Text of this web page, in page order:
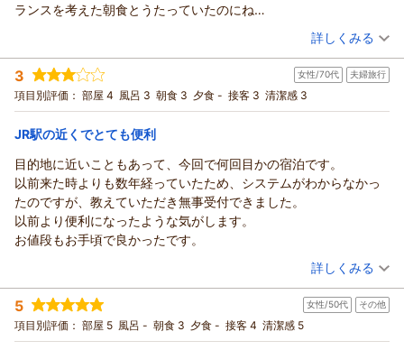
ランスを考えた朝食とうたっていたのにね
予約後，大きな変更があるならチェックイン前に知らせて欲しか
全てを含めての料金ではないでしょうか？
（投稿日：2026/05/26）
宿泊時期： 2026年05月宿泊 (友達旅行)
投稿者： わこさん(女性/60代)
宿泊プラン： ☆お２人でのんびりと！ツインプラン（朝食無料サービス）☆
ツイン 朝のみ
宿泊価格帯： 7,001～8,000円(大人一人あたり/税込)
熱田の杜 ホテル深翠苑からの返信
わこさま
この度は当館をご利用いただき誠にありがとうございます。
わこさまがお泊り頂いた翌日は、たまたまレストランの臨時休
業日となっていた日で、楽しみにしていらしたのに申し訳ござ
今後わこさまのご意見につきまして改善していくよう努めてま
いります。
投稿ありがとうございました
（返信日：2026/05/27）
詳しくみる
3 女性/70代 夫婦旅行
項目別評価： 部屋 4 風呂 3 朝食 3 夕食 - 接客 3 清潔感 3
JR駅の近くでとても便利
目的地に近いこともあって、今回で何回目かの宿泊です。
以前来た時よりも数年経っていたため、システムがわからなかっ
たのですが、教えていただき無事受付できました。
以前より便利になったような気がします。
お値段もお手頃で良かったです。
（投稿日：2026/05/11）
宿泊時期： 2026年04月宿泊 (夫婦旅行)
投稿者： 美花さん
宿泊プラン： ☆お２人でのんびりと！ツインプラン（朝食無料サービス）☆
ツイン 朝のみ
詳しくみる
5 女性/50代 その他
項目別評価： 部屋 5 風呂 - 朝食 3 夕食 - 接客 4 清潔感 5